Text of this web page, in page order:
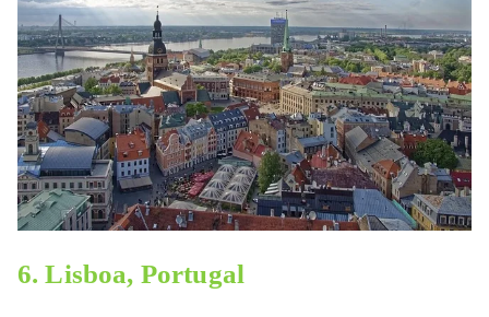
6. Lisboa, Portugal